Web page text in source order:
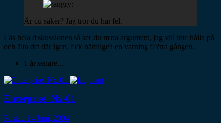
Är du säker? Jag tror du har fel.
Läs hela diskussionen så ser du mina argument, jag vill inte hålla på
och älta det där igen, fick nämligen en varning f??rra gången.
1 år senare...
Enterprise_Nx-01
Postad 14 Juni, 2004